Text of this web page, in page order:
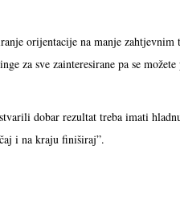
orijentacije na manje
za sve zainteresirane pa se
dobar rezultat treba imati
i na kraju finiširaj”.